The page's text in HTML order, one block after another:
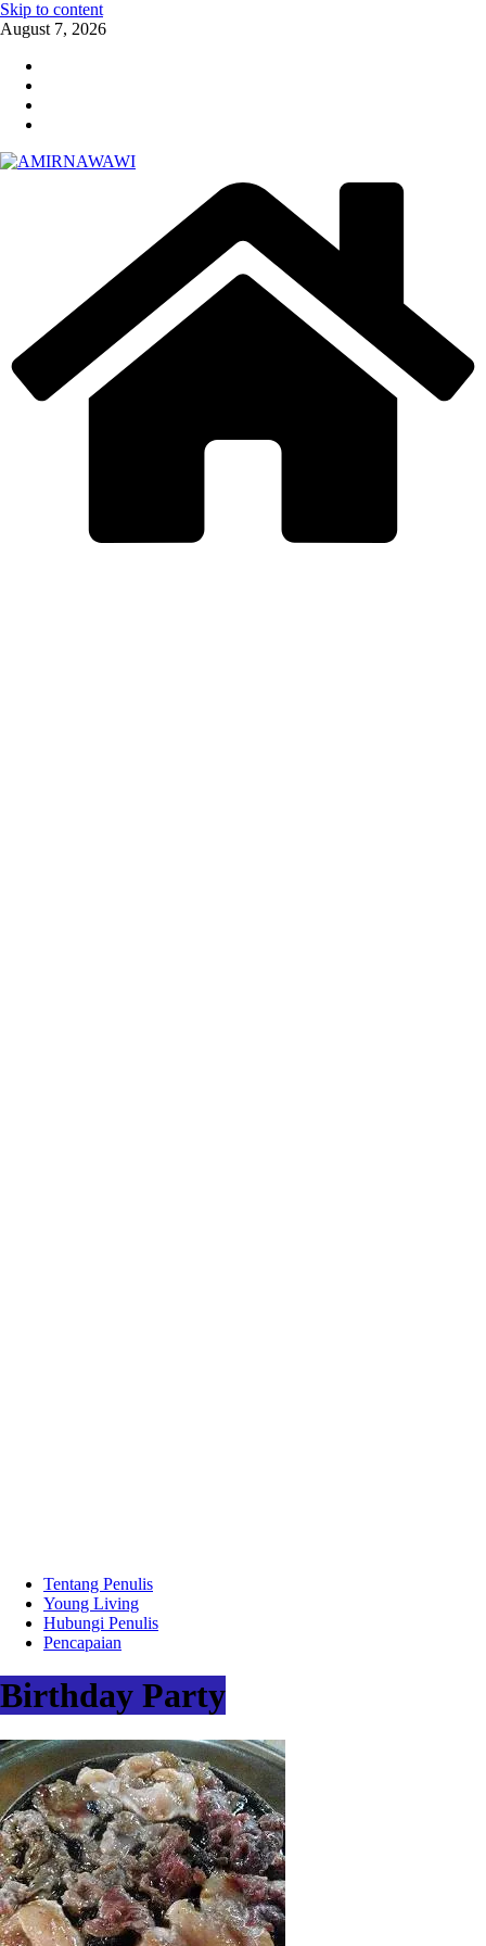
Skip to content
August 7, 2026
Tentang Penulis
Young Living
Hubungi Penulis
Pencapaian
Birthday Party